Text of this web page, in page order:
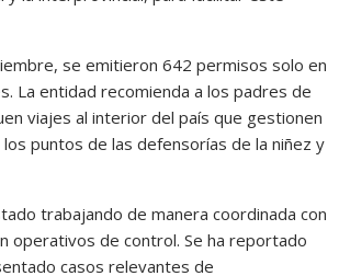
se emitieron 642 permisos solo en
La entidad recomienda a los padres de
viajes al interior del país que gestionen
puntos de las defensorías de la niñez y
trabajando de manera coordinada con
operativos de control. Se ha reportado
casos relevantes de